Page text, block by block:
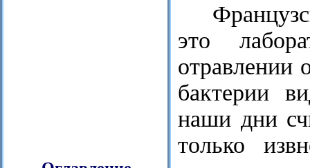
это
отравлении
бактерии
наши дни
только